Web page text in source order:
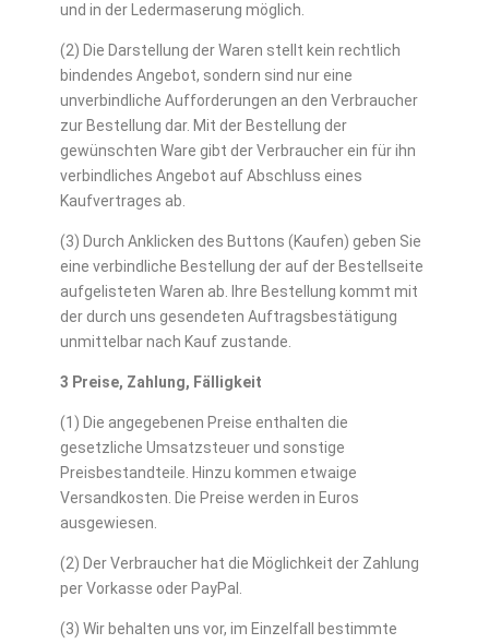
und in der Ledermaserung möglich.
(2) Die Darstellung der Waren stellt kein rechtlich
bindendes Angebot, sondern sind nur eine
unverbindliche Aufforderungen an den Verbraucher
zur Bestellung dar. Mit der Bestellung der
gewünschten Ware gibt der Verbraucher ein für ihn
verbindliches Angebot auf Abschluss eines
Kaufvertrages ab.
(3) Durch Anklicken des Buttons (Kaufen) geben Sie
eine verbindliche Bestellung der auf der Bestellseite
aufgelisteten Waren ab. Ihre Bestellung kommt mit
der durch uns gesendeten Auftragsbestätigung
unmittelbar nach Kauf zustande.
3 Preise, Zahlung, Fälligkeit
(1) Die angegebenen Preise enthalten die
gesetzliche Umsatzsteuer und sonstige
Preisbestandteile. Hinzu kommen etwaige
Versandkosten. Die Preise werden in Euros
ausgewiesen.
(2) Der Verbraucher hat die Möglichkeit der Zahlung
per Vorkasse oder PayPal.
(3) Wir behalten uns vor, im Einzelfall bestimmte